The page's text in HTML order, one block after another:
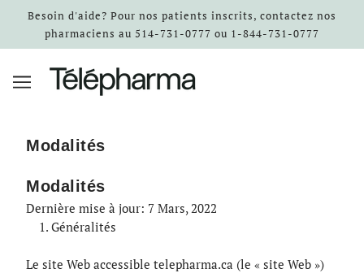
Besoin d'aide? Pour nos patients inscrits, contactez nos
pharmaciens au 514-731-0777 ou 1-844-731-0777
Modalités
Modalités
Dernière mise à jour: 7 Mars, 2022
Généralités
Le site Web accessible telepharma.ca (le « site Web »)